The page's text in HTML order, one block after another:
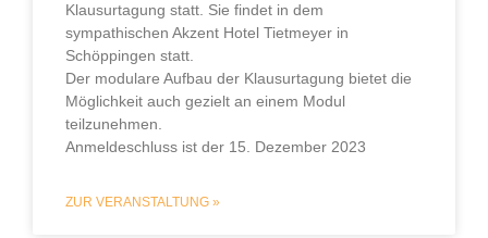
Klausurtagung statt. Sie findet in dem
sympathischen Akzent Hotel Tietmeyer in
Schöppingen statt.
Der modulare Aufbau der Klausurtagung bietet die
Möglichkeit auch gezielt an einem Modul
teilzunehmen.
Anmeldeschluss ist der 15. Dezember 2023
ZUR VERANSTALTUNG »